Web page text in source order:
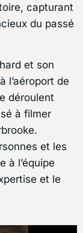
capturant
du passé
et son
l’aéroport de
déroulent
à filmer
et les
à l’équipe
et le